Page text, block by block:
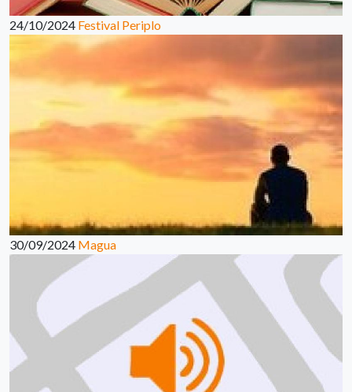
24/10/2024 Festival Periplo
30/09/2024 Magua